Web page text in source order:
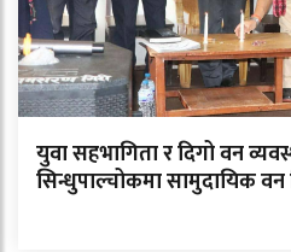
युवा सहभागिता र दिगो वन
सिन्धुपाल्चोकमा सामुदायिक